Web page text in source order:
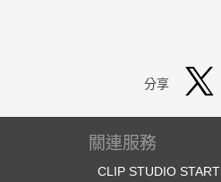
分享
關連服務
CLIP STUDIO START